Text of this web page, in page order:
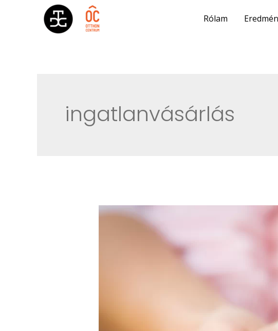
Rólam
ingatlanvásárlás